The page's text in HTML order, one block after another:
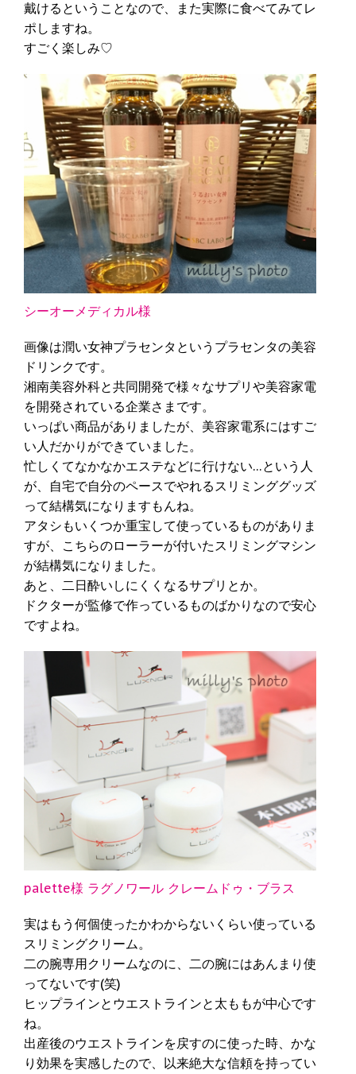
戴けるということなので、また実際に食べてみてレ
ポしますね。
すごく楽しみ♡
シーオーメディカル様
画像は潤い女神プラセンタというプラセンタの美容
ドリンクです。
湘南美容外科と共同開発で様々なサプリや美容家電
を開発されている企業さまです。
いっぱい商品がありましたが、美容家電系にはすご
い人だかりができていました。
忙しくてなかなかエステなどに行けない…という人
が、自宅で自分のペースでやれるスリミンググッズ
って結構気になりますもんね。
アタシもいくつか重宝して使っているものがありま
すが、こちらのローラーが付いたスリミングマシン
が結構気になりました。
あと、二日酔いしにくくなるサプリとか。
ドクターが監修で作っているものばかりなので安心
ですよね。
palette様 ラグノワール クレームドゥ・ブラス
実はもう何個使ったかわからないくらい使っている
スリミングクリーム。
二の腕専用クリームなのに、二の腕にはあんまり使
ってないです(笑)
ヒップラインとウエストラインと太ももが中心です
ね。
出産後のウエストラインを戻すのに使った時、かな
り効果を実感したので、以来絶大な信頼を持ってい